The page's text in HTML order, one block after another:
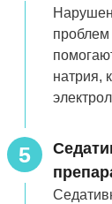
проблем
натрия,
5